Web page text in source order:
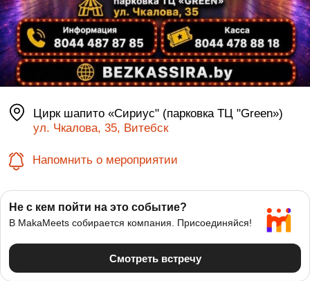
Цирк шапито «Сириус" (парковка ТЦ "Green»)
ул. Чкалова, 35, Витебск
Напомнить о мероприятии